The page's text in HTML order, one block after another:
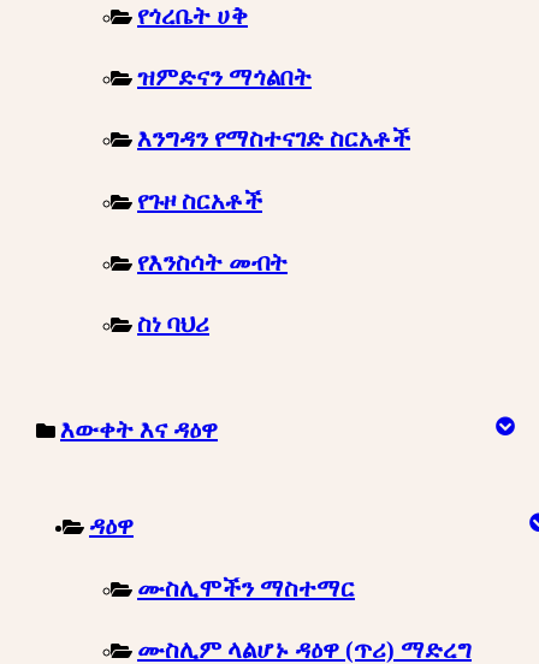
የጎረቤት ሀቅ
ዝምድናን ማጎልበት
እንግዳን የማስተናገድ ስርአቶች
የጉዞ ስርአቶች
የእንስሳት መብት
ስነ ባህሪ
እውቀት እና ዳዕዋ
ዳዕዋ
ሙስሊሞችን ማስተማር
ሙስሊም ላልሆኑ ዳዕዋ (ጥሪ) ማድረግ